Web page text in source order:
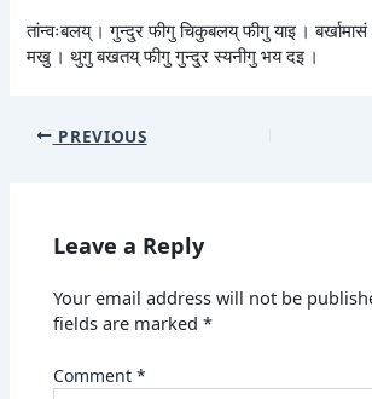
तांन्वःबलय् । गुन्दु्र फीगु चिकुबलय् फीगु याइ । बर्खामासं
मखु । थुगु बखतय् फीगु गुन्दु्र स्यनीगु भय दइ ।
PREVIOUS
Leave a Reply
Your email address will not be
fields are marked*
Comment*